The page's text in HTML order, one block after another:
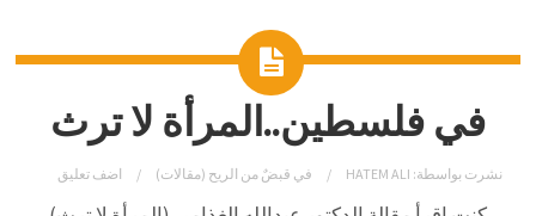
في فلسطين..المرأة لا ترث
نشرت بواسطة: HATEM ALI في قبضٌ من الريح (مقالات) اضف تعليق